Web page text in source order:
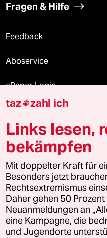
Fragen & Hilfe
Feedback
Aboservice
ePaper Login
Downloads für
© 2026 taz Verlags und
Alle Rechte vorbehalten. Bei
wenden Sie sich bitte an
Feedback
Leitlinie Informant
taz zahl ich
Links lesen,
bekämpfen
Mit doppelter Kraft für
Besonders jetzt
Rechtsextremismus
Daher gehen 50
Neuanmeldungen an
eine Kampagne, die
und Jugendorte